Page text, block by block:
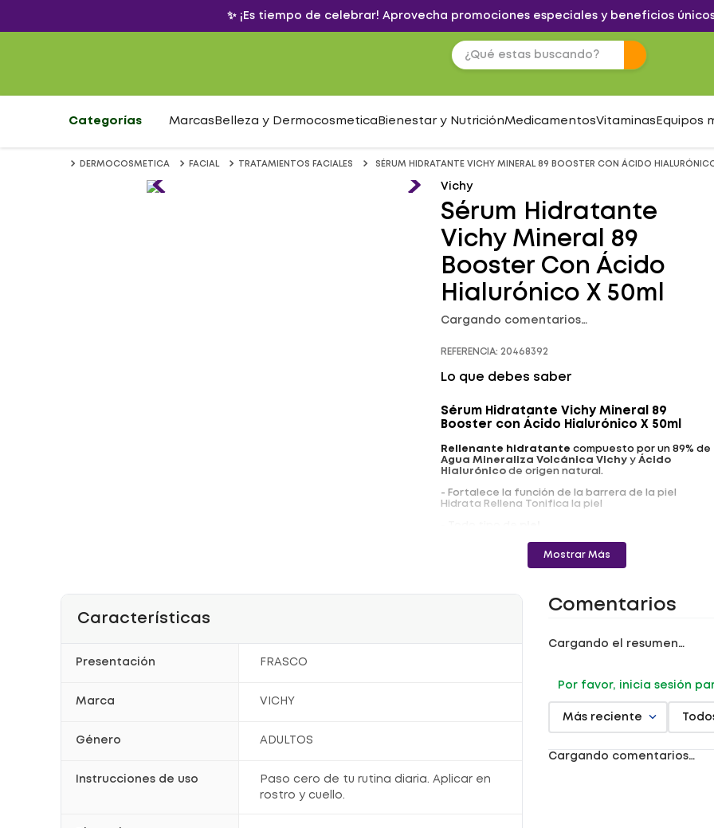
✨ ¡Es tiempo de celebrar! Aprovecha promociones especiales y beneficios
Categorías Marcas Belleza y Dermocosmetica Bienestar y NutriciónMedicamentosVitaminas Equipos
DERMOCOSMETICA FACIAL TRATAMIENTOS FACIALES SÉRUM HIDRATANTE VICHY MINERAL 89 BOOSTER CON ÁCIDO
Vichy
Sérum Hidratante
Vichy Mineral 89
Booster Con Ácido
Hialurónico X 50ml
Cargando comentarios…
REFERENCIA: 20468392
Lo que debes saber
Sérum Hidratante Vichy Mineral 89
Booster con Ácido Hialurónico X 50ml
Rellenante hidratante compuesto por un 89% de
Agua Mineraliza Volcánica Vichyy Ácido
Hialurónicode origen natural.
- Fortalece la función de la barrera de la piel
Hidrata Rellena Tonifica la piel
Mostrar Más
Características
Presentación FRASCO
Marca VICHY
Género ADULTOS
Instrucciones de uso
Paso cero de tu rutina diaria. Aplicar en
rostro y cuello.
Comentarios
Cargando el resumen…
Por favor, inicia sesión
Más reciente
Cargando comentarios…